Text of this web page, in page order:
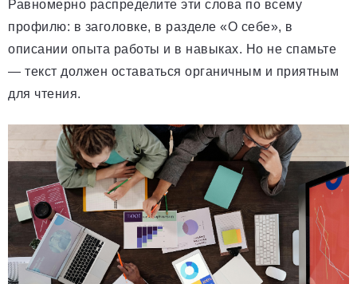
Равномерно распределите эти слова по всему
профилю: в заголовке, в разделе «О себе», в
описании опыта работы и в навыках. Но не спамьте
— текст должен оставаться органичным и приятным
для чтения.